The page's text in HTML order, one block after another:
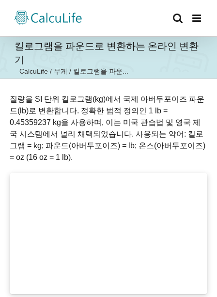
킬로그램을 파운드로 변환하는 온라인 변환
기
CalcuLife / 무게 / 킬로그램을 파운...
질량을 SI 단위 킬로그램(kg)에서 국제 아버두포이즈 파운
드(lb)로 변환합니다. 정확한 법적 정의인 1 lb =
0.45359237 kg을 사용하며, 이는 미국 관습법 및 영국 제
국 시스템에서 널리 채택되었습니다. 사용되는 약어: 킬로
그램 = kg; 파운드(아버두포이즈) = lb; 온스(아버두포이즈)
= oz (16 oz = 1 lb).